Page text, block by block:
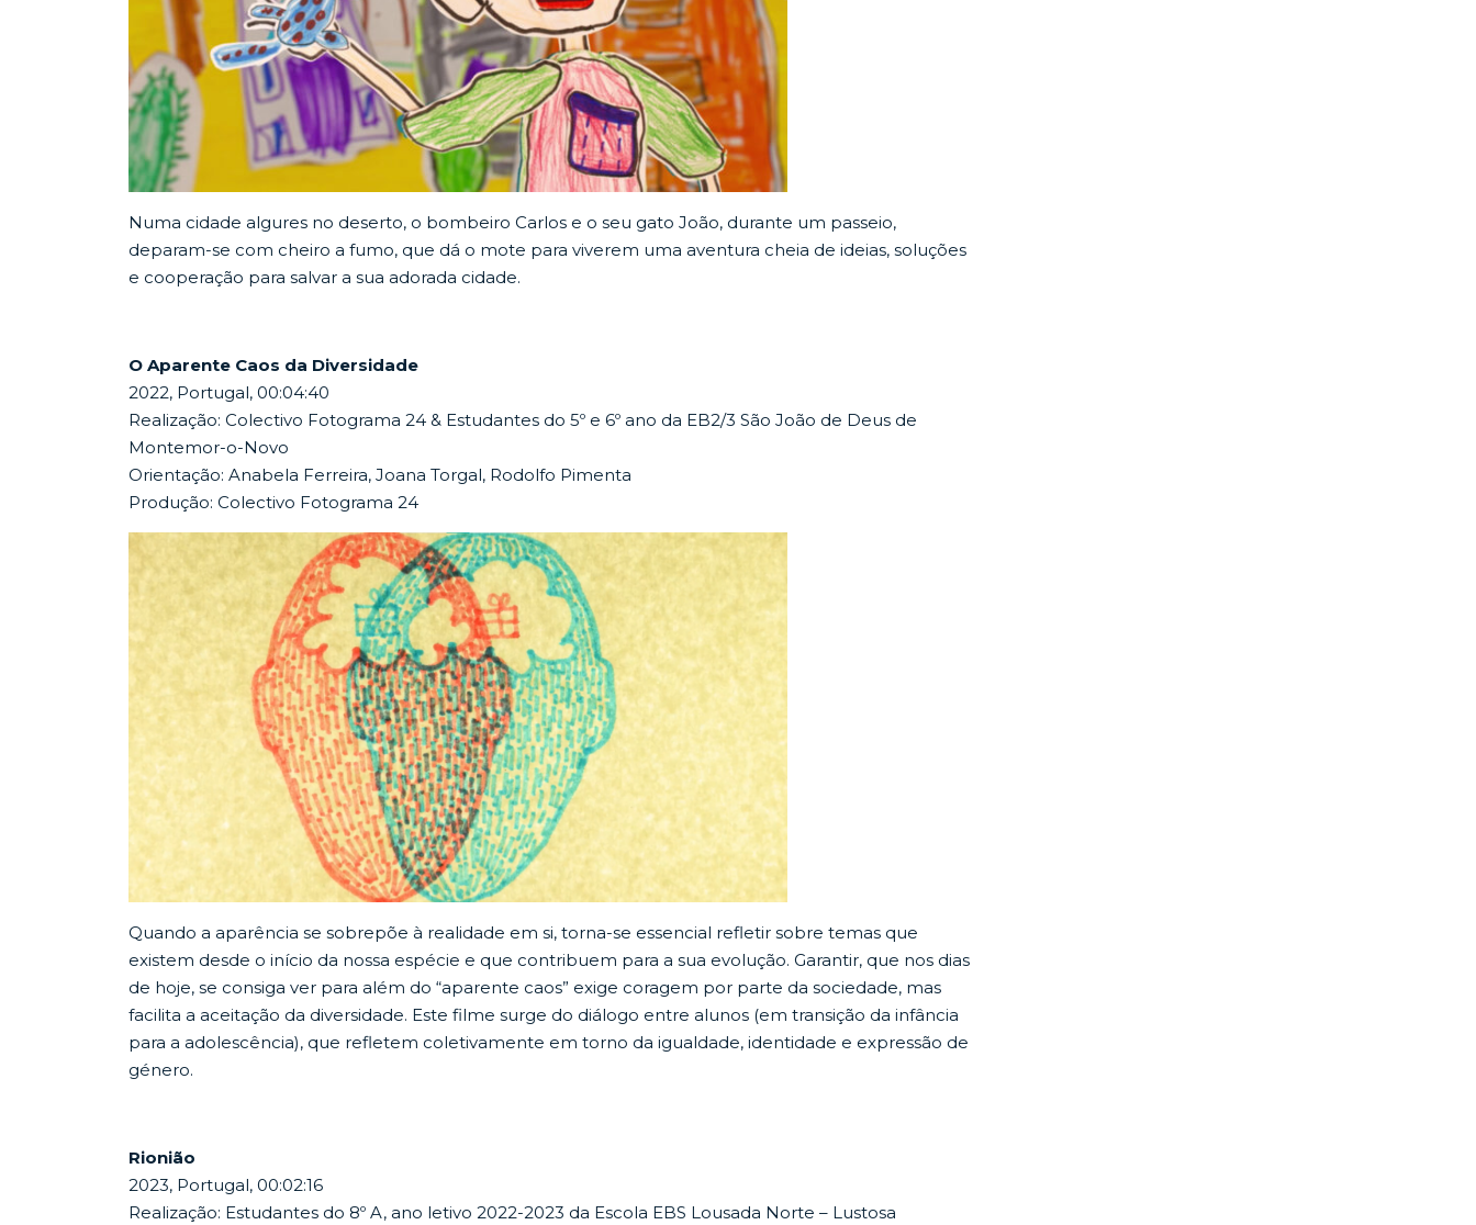
Numa cidade algures no deserto, o bombeiro Carlos e o seu gato João, durante um passeio,
deparam-se com cheiro a fumo, que dá o mote para viverem uma aventura cheia de ideias, soluções
e cooperação para salvar a sua adorada cidade.
O Aparente Caos da Diversidade
2022, Portugal, 00:04:40
Realização: Colectivo Fotograma 24 & Estudantes do 5º e 6º ano da EB2/3 São João de Deus de
Montemor-o-Novo
Orientação: Anabela Ferreira, Joana Torgal, Rodolfo Pimenta
Produção: Colectivo Fotograma 24
Quando a aparência se sobrepõe à realidade em si, torna-se essencial refletir sobre temas que
existem desde o início da nossa espécie e que contribuem para a sua evolução. Garantir, que nos dias
de hoje, se consiga ver para além do “aparente caos” exige coragem por parte da sociedade, mas
facilita a aceitação da diversidade. Este filme surge do diálogo entre alunos (em transição da infância
para a adolescência), que refletem coletivamente em torno da igualdade, identidade e expressão de
género.
Rionião
2023, Portugal, 00:02:16
Realização: Estudantes do 8º A, ano letivo 2022-2023 da Escola EBS Lousada Norte – Lustosa